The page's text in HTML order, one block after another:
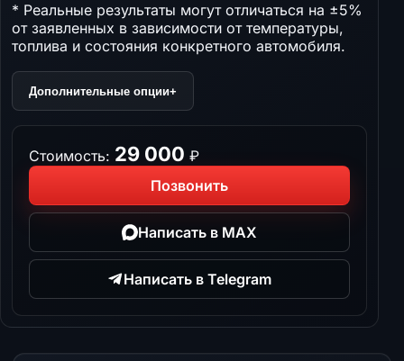
* Реальные результаты могут отличаться на ±5%
от заявленных в зависимости от температуры,
топлива и состояния конкретного автомобиля.
Дополнительные опции+
Стоимость: 29 000 ₽
Позвонить
Написать в MAX
Написать в Telegram